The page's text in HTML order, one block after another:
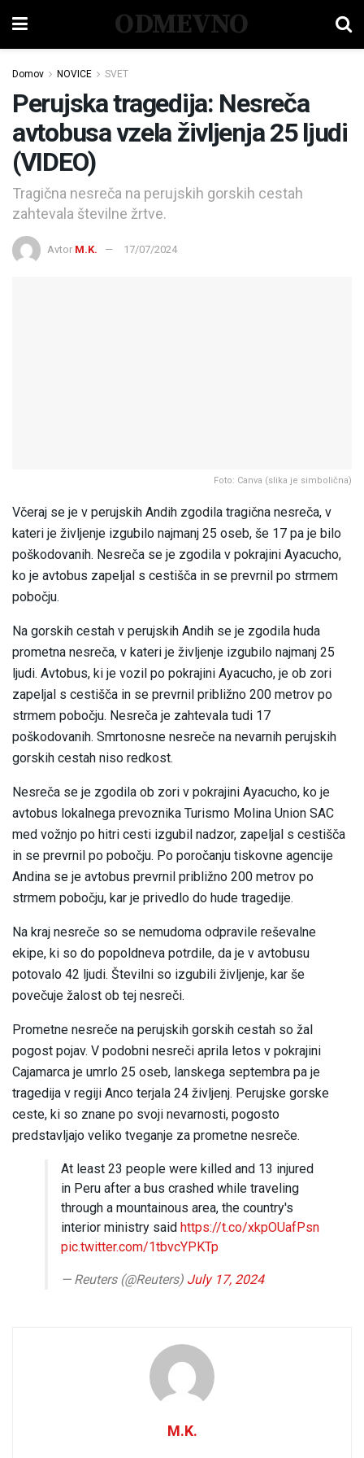
ODMEVNO
Domov NOVICE SVET
Perujska tragedija: Nesreča
avtobusa vzela življenja 25 ljudi
(VIDEO)
Tragična nesreča na perujskih gorskih cestah
zahtevala številne žrtve.
Avtor M.K. 17/07/2024
Foto: Canva (slika je simbolična)
Včeraj se je v perujskih Andih zgodila tragična nesreča, v
kateri je življenje izgubilo najmanj 25 oseb, še 17 pa je bilo
poškodovanih. Nesreča se je zgodila v pokrajini Ayacucho,
ko je avtobus zapeljal s cestišča in se prevrnil po strmem
pobočju.
Na gorskih cestah v perujskih Andih se je zgodila huda
prometna nesreča, v kateri je življenje izgubilo najmanj 25
ljudi. Avtobus, ki je vozil po pokrajini Ayacucho, je ob zori
zapeljal s cestišča in se prevrnil približno 200 metrov po
strmem pobočju. Nesreča je zahtevala tudi 17
poškodovanih. Smrtonosne nesreče na nevarnih perujskih
gorskih cestah niso redkost.
Nesreča se je zgodila ob zori v pokrajini Ayacucho, ko je
avtobus lokalnega prevoznika Turismo Molina Union SAC
med vožnjo po hitri cesti izgubil nadzor, zapeljal s cestišča
in se prevrnil po pobočju. Po poročanju tiskovne agencije
Andina se je avtobus prevrnil približno 200 metrov po
strmem pobočju, kar je privedlo do hude tragedije.
Na kraj nesreče so se nemudoma odpravile reševalne
ekipe, ki so do popoldneva potrdile, da je v avtobusu
potovalo 42 ljudi. Številni so izgubili življenje, kar še
povečuje žalost ob tej nesreči.
Prometne nesreče na perujskih gorskih cestah so žal
pogost pojav. V podobni nesreči aprila letos v pokrajini
Cajamarca je umrlo 25 oseb, lanskega septembra pa je
tragedija v regiji Anco terjala 24 življenj. Perujske gorske
ceste, ki so znane po svoji nevarnosti, pogosto
predstavljajo veliko tveganje za prometne nesreče.
At least 23 people were killed and 13 injured
in Peru after a bus crashed while traveling
through a mountainous area, the country's
interior ministry said https://t.co/xkpOUafPsn
pic.twitter.com/1tbvcYPKTp
— Reuters (@Reuters) July 17, 2024
M.K.